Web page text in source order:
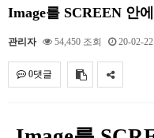
Image를 SCREEN 안
관리자 54,450 조회 20-02-
0댓글